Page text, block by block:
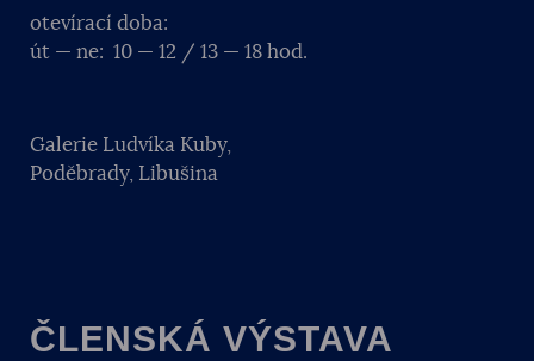
otevírací doba:
út — ne: 10 — 12 / 13 — 18 hod.
Galerie Ludvíka Kuby,
Poděbrady, Libušina
ČLENSKÁ VÝSTAVA